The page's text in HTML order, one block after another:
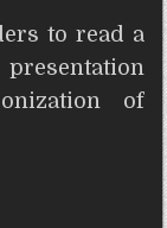
to read a
of